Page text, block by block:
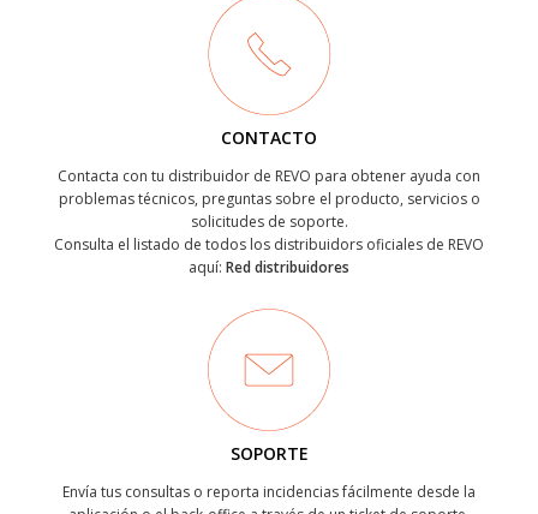
CONTACTO
Contacta con tu distribuidor de REVO para obtener ayuda con
problemas técnicos, preguntas sobre el producto, servicios o
solicitudes de soporte.
Consulta el listado de todos los distribuidors oficiales de REVO
aquí: Red distribuidores
SOPORTE
Envía tus consultas o reporta incidencias fácilmente desde la